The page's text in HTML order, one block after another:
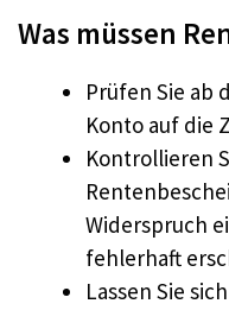
Was müssen
Prüfen Sie ab
Konto auf die
Kontrollieren
Widerspruch
fehlerhaft
Lassen Sie